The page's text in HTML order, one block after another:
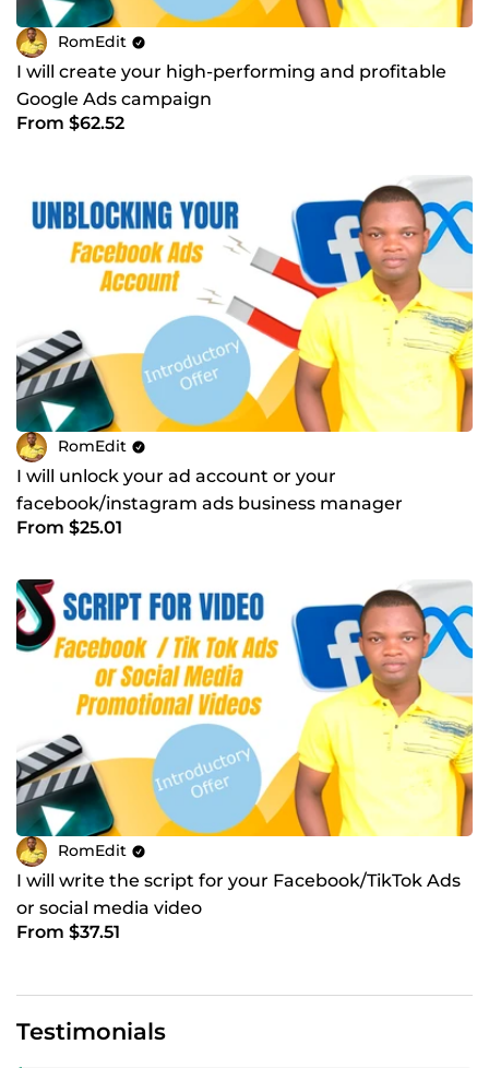
RomEdit
I will create your high-performing and profitable
Google Ads campaign
From $62.52
RomEdit
I will unlock your ad account or your
facebook/instagram ads business manager
From $25.01
RomEdit
I will write the script for your Facebook/TikTok Ads
or social media video
From $37.51
Testimonials